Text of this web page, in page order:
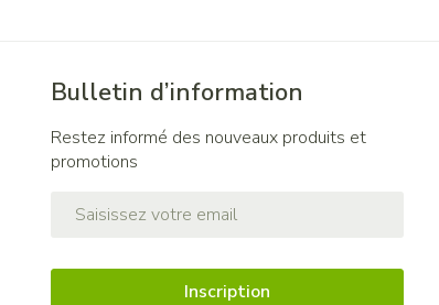
Bulletin d’information
Restez informé des nouveaux produits et
promotions
Inscription